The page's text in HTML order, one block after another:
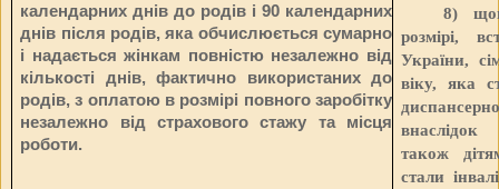
календарних днів до родів і 90 календарних
днів після родів, яка обчислюється сумарно
і надається жінкам повністю незалежно від
кількості днів, фактично використаних до
родів, з оплатою в розмірі повного заробітку
незалежно від страхового стажу та місця
роботи.
8)
розмірі,
України,
віку, яка
внаслідок
також
стали